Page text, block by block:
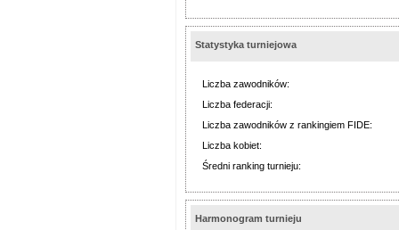
Statystyka turniejowa
Liczba zawodników:
Liczba federacji:
Liczba zawodników z rankingiem FIDE:
Liczba kobiet:
Średni ranking turnieju:
Harmonogram turnieju